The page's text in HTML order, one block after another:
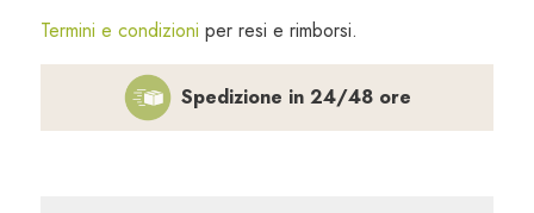
d'India
100
ml
Termini e condizioni per resi e rimborsi.
Spedizione in 24/48 ore